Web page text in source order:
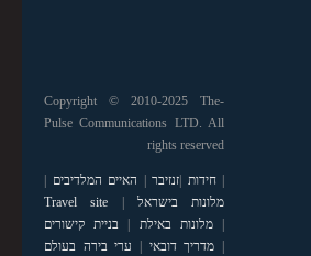
Copyright © 2010-2025 The-
Pulse Communications LTD. All
rights reserved
|חידות זנזיבר האיים המלדיבים
מלונות בישראל
Travel site
|מלונות באילת
בניית קישורים
מדריך דובאי
ערי בירה בעולם